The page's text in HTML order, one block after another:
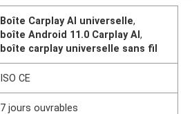
Boîte Carplay AI universelle,
boîte Android 11.0 Carplay AI,
boîte carplay universelle sans fil
ISO CE
7 jours ouvrables